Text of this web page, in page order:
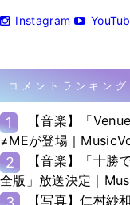
Instagram
コメントランキング
1
【音楽】「
≠MEが登場｜
2
【音楽】「十勝
全版」放送決定｜
【写真】仁村紗